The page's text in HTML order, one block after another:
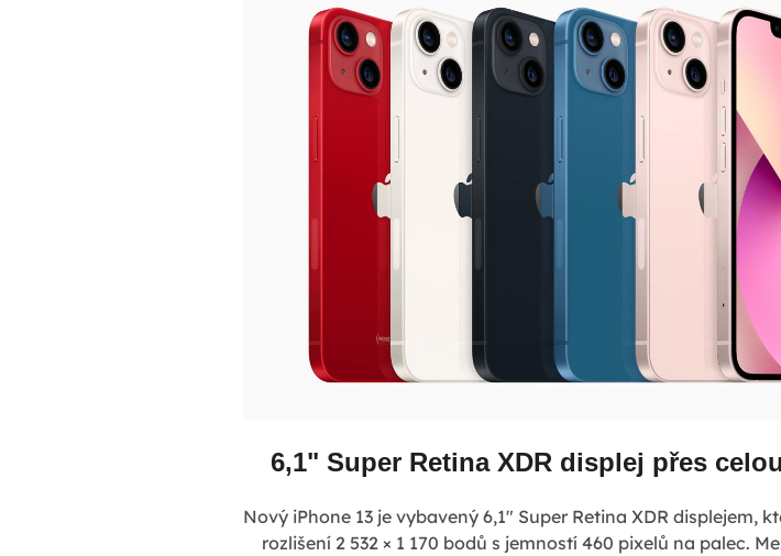
6,1" Super Retina XDR displej přes
Nový iPhone 13 je vybavený 6,1" Super Retina XDR displejem,
rozlišení 2 532 × 1 170 bodů s jemností 460 pixelů na palec.